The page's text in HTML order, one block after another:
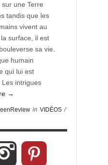
une Terre
tandis que les
vivent au
surface, il est
sa vie.
humain
qui lui est
intrigues
→
in VIDÉOS /